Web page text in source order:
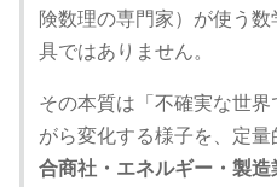
険数理の専門家）が使う
具ではありません。
その本質は「不確実な世
がら変化する様子を、定量
合商社・エネルギー・製